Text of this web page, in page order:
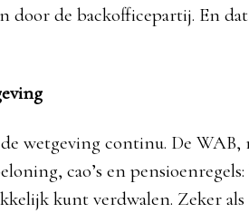
door de backofficepartij. En
wetgeving continu. De WAB,
cao’s en
kunt verdwalen. Zeker